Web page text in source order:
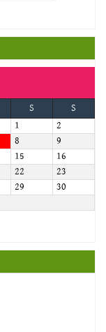
S
S
1
2
8
9
15
16
22
23
29
30